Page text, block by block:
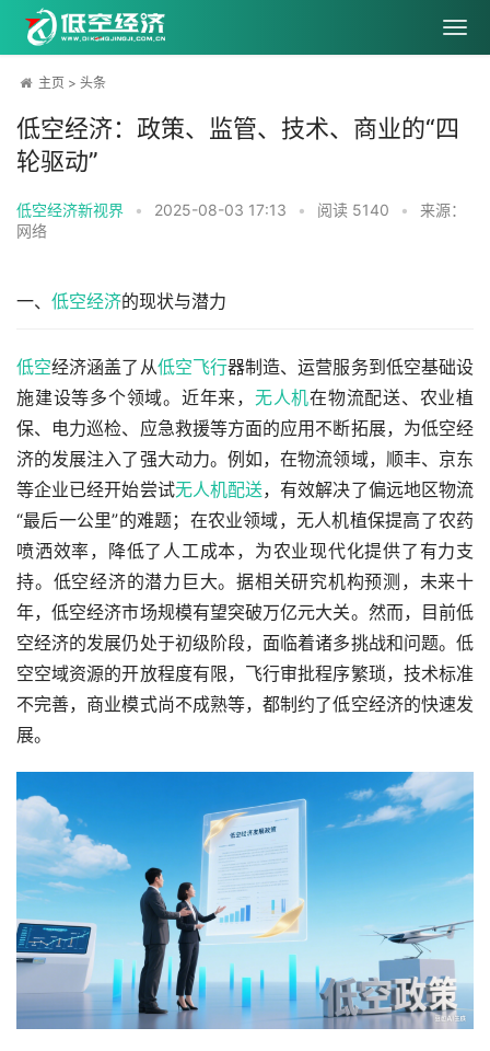
主页 > 头条
低空经济：政策、监管、技术、商业的“四
轮驱动”
低空经济新视界 • 2025-08-03 17:13 • 阅读 5140 •
来源：
网络
一、 低空经济的现状与潜力
低空经济涵盖了从低空飞行器制造、运营服务到低空基础设
施建设等多个领域。近年来， 无人机在物流配送、农业植
保、电力巡检、应急救援等方面的应用不断拓展，为低空经
济的发展注入了强大动力。例如，在物流领域，顺丰、京东
等企业已经开始尝试无人机配送，有效解决了偏远地区物流
“最后一公里”的难题；在农业领域，无人机植保提高了农药
喷洒效率，降低了人工成本，为农业现代化提供了有力支
持。低空经济的潜力巨大。据相关研究机构预测，未来十
年，低空经济市场规模有望突破万亿元大关。然而，目前低
空经济的发展仍处于初级阶段，面临着诸多挑战和问题。低
空空域资源的开放程度有限，飞行审批程序繁琐，技术标准
不完善，商业模式尚不成熟等，都制约了低空经济的快速发
展。